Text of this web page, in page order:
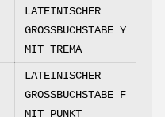
LATEINISCHER
GROSSBUCHSTABE Y
MIT TREMA
LATEINISCHER
GROSSBUCHSTABE F
MIT PUNKT